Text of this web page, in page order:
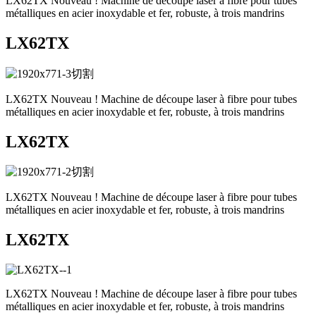
métalliques en acier inoxydable et fer, robuste, à trois mandrins
LX62TX
LX62TX Nouveau ! Machine de découpe laser à fibre pour tubes
métalliques en acier inoxydable et fer, robuste, à trois mandrins
LX62TX
LX62TX Nouveau ! Machine de découpe laser à fibre pour tubes
métalliques en acier inoxydable et fer, robuste, à trois mandrins
LX62TX
LX62TX Nouveau ! Machine de découpe laser à fibre pour tubes
métalliques en acier inoxydable et fer, robuste, à trois mandrins